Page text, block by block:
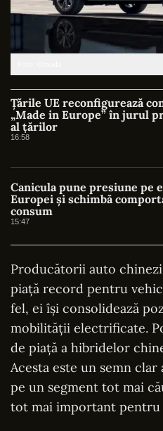
Țările UE reconfigurează
„Made in Europe” în jurul
al țărilor
16:58
Canicula pune presiune pe
Europei și schimbă
consum
15:47
Producătorii auto
piață record pentru
fel, ei își consolidează
mobilității electrificate.
de piață a hibridelor
Acesta este un semn
pe un segment tot mai
tot mai important